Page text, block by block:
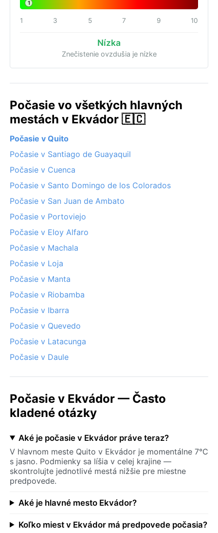
1
1 3 5 7 9 10
Nízka
Znečistenie ovzdušia je nízke
Počasie vo všetkých hlavných
mestách v Ekvádor 🇪🇨
Počasie v Quito
Počasie v Santiago de Guayaquil
Počasie v Cuenca
Počasie v Santo Domingo de los Colorados
Počasie v San Juan de Ambato
Počasie v Portoviejo
Počasie v Eloy Alfaro
Počasie v Machala
Počasie v Loja
Počasie v Manta
Počasie v Riobamba
Počasie v Ibarra
Počasie v Quevedo
Počasie v Latacunga
Počasie v Daule
Počasie v Ekvádor — Často
kladené otázky
Aké je počasie v Ekvádor práve teraz?
V hlavnom meste Quito v Ekvádor je momentálne 7°C
s jasno. Podmienky sa líšia v celej krajine —
skontrolujte jednotlivé mestá nižšie pre miestne
predpovede.
Aké je hlavné mesto Ekvádor?
Koľko miest v Ekvádor má predpovede počasia?